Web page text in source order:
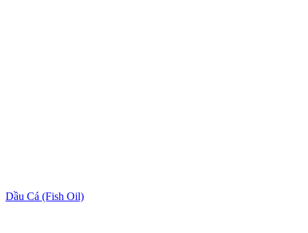
Dầu Cá (Fish Oil)